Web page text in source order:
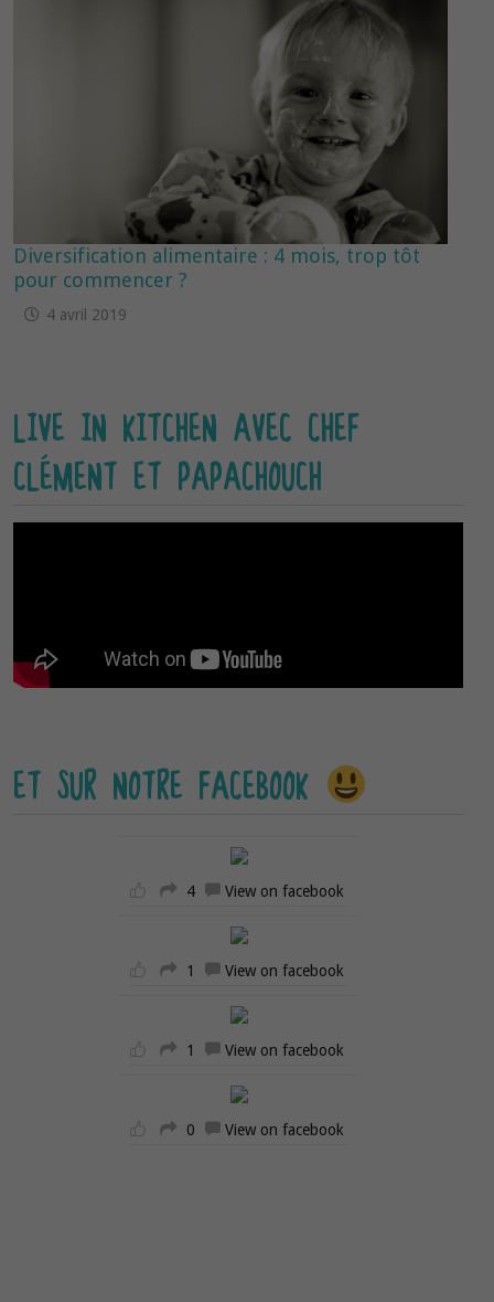
Diversification alimentaire : 4 mois, trop tôt
pour commencer ?
4 avril 2019
LIVE IN KITCHEN AVEC CHEF
CLÉMENT ET PAPACHOUCH
ET SUR NOTRE FACEBOOK
4 View on facebook
1 View on facebook
1 View on facebook
0 View on facebook